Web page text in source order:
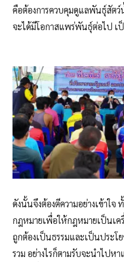
คือต้องการควบคุมดูแลพันธุ์สัต
จะได้มีโอกาสแพร่พันธุ์ต่อไป เ
ดังนั้นจึงต้องตีความอย่างเข้าใจ
กฎหมายเพื่อให้กฎหมายเป็นเค
ถูกต้องเป็นธรรมและเป็นประโ
รวม อย่างไรก็ตามรับจะนำไปห